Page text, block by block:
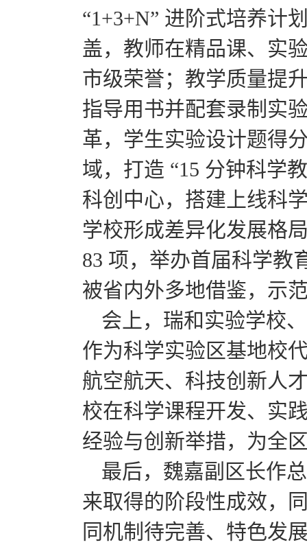
“1+3+N” 进阶式培养计
盖，教师在精品课、实
市级荣誉；教学质量提
指导用书并配套录制实
革，学生实验设计题得
域，打造 “15 分钟科学
科创中心，搭建上线科
学校形成差异化发展格
83 项，举办首届科学教
被省内外多地借鉴，示
会上，瑞和实验学校
作为科学实验区基地校
航空航天、科技创新人
校在科学课程开发、实
经验与创新举措，为全
最后，魏嘉副区长作
来取得的阶段性成效，
同机制待完善、特色发